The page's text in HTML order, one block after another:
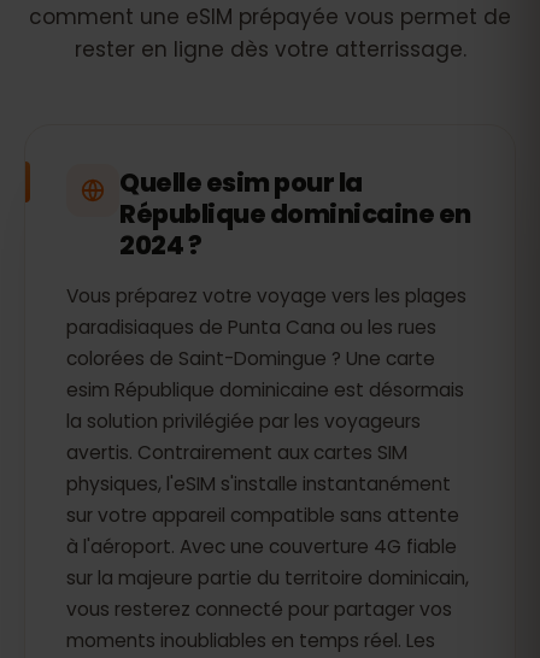
comment une eSIM prépayée vous permet de
rester en ligne dès votre atterrissage.
Quelle esim pour la
République dominicaine en
2024 ?
Vous préparez votre voyage vers les plages
paradisiaques de Punta Cana ou les rues
colorées de Saint-Domingue ? Une carte
esim République dominicaine est désormais
la solution privilégiée par les voyageurs
avertis. Contrairement aux cartes SIM
physiques, l'eSIM s'installe instantanément
sur votre appareil compatible sans attente
à l'aéroport. Avec une couverture 4G fiable
sur la majeure partie du territoire dominicain,
vous resterez connecté pour partager vos
moments inoubliables en temps réel. Les